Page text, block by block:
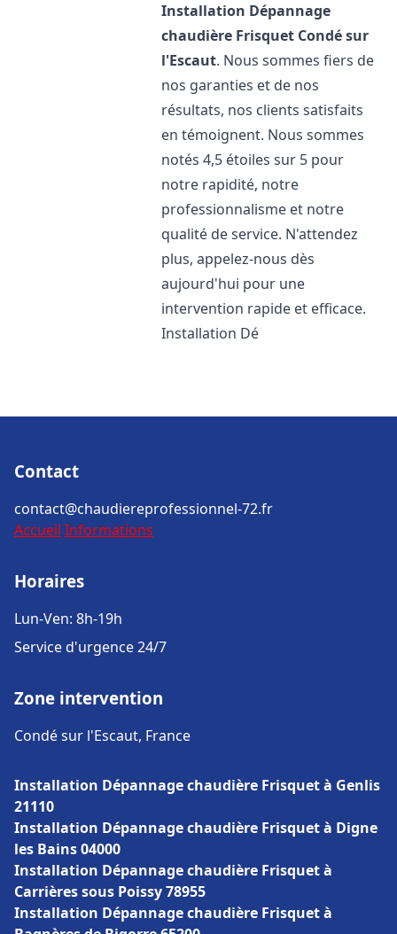
Installation Dépannage
chaudière Frisquet Condé sur
l'Escaut. Nous sommes fiers de
nos garanties et de nos
résultats, nos clients satisfaits
en témoignent. Nous sommes
notés 4,5 étoiles sur 5 pour
notre rapidité, notre
professionnalisme et notre
qualité de service. N'attendez
plus, appelez-nous dès
aujourd'hui pour une
intervention rapide et efficace.
Installation Dé
Contact
contact@chaudiereprofessionnel-72.fr
Accueil Informations
Horaires
Lun-Ven: 8h-19h
Service d'urgence 24/7
Zone intervention
Condé sur l'Escaut, France
Installation Dépannage chaudière Frisquet à Genlis
21110
Installation Dépannage chaudière Frisquet à Digne
les Bains 04000
Installation Dépannage chaudière Frisquet à
Carrières sous Poissy 78955
Installation Dépannage chaudière Frisquet à